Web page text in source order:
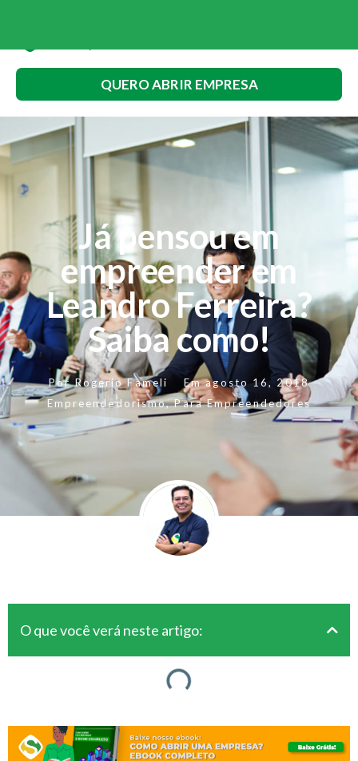
QUERO ABRIR EMPRESA
Já pensou em
empreender em
Leandro Ferreira?
Saiba como!
PorRogerio Fameli Em agosto 16, 2018
Empreendedorismo,Para Empreendedores
O que você verá neste artigo: